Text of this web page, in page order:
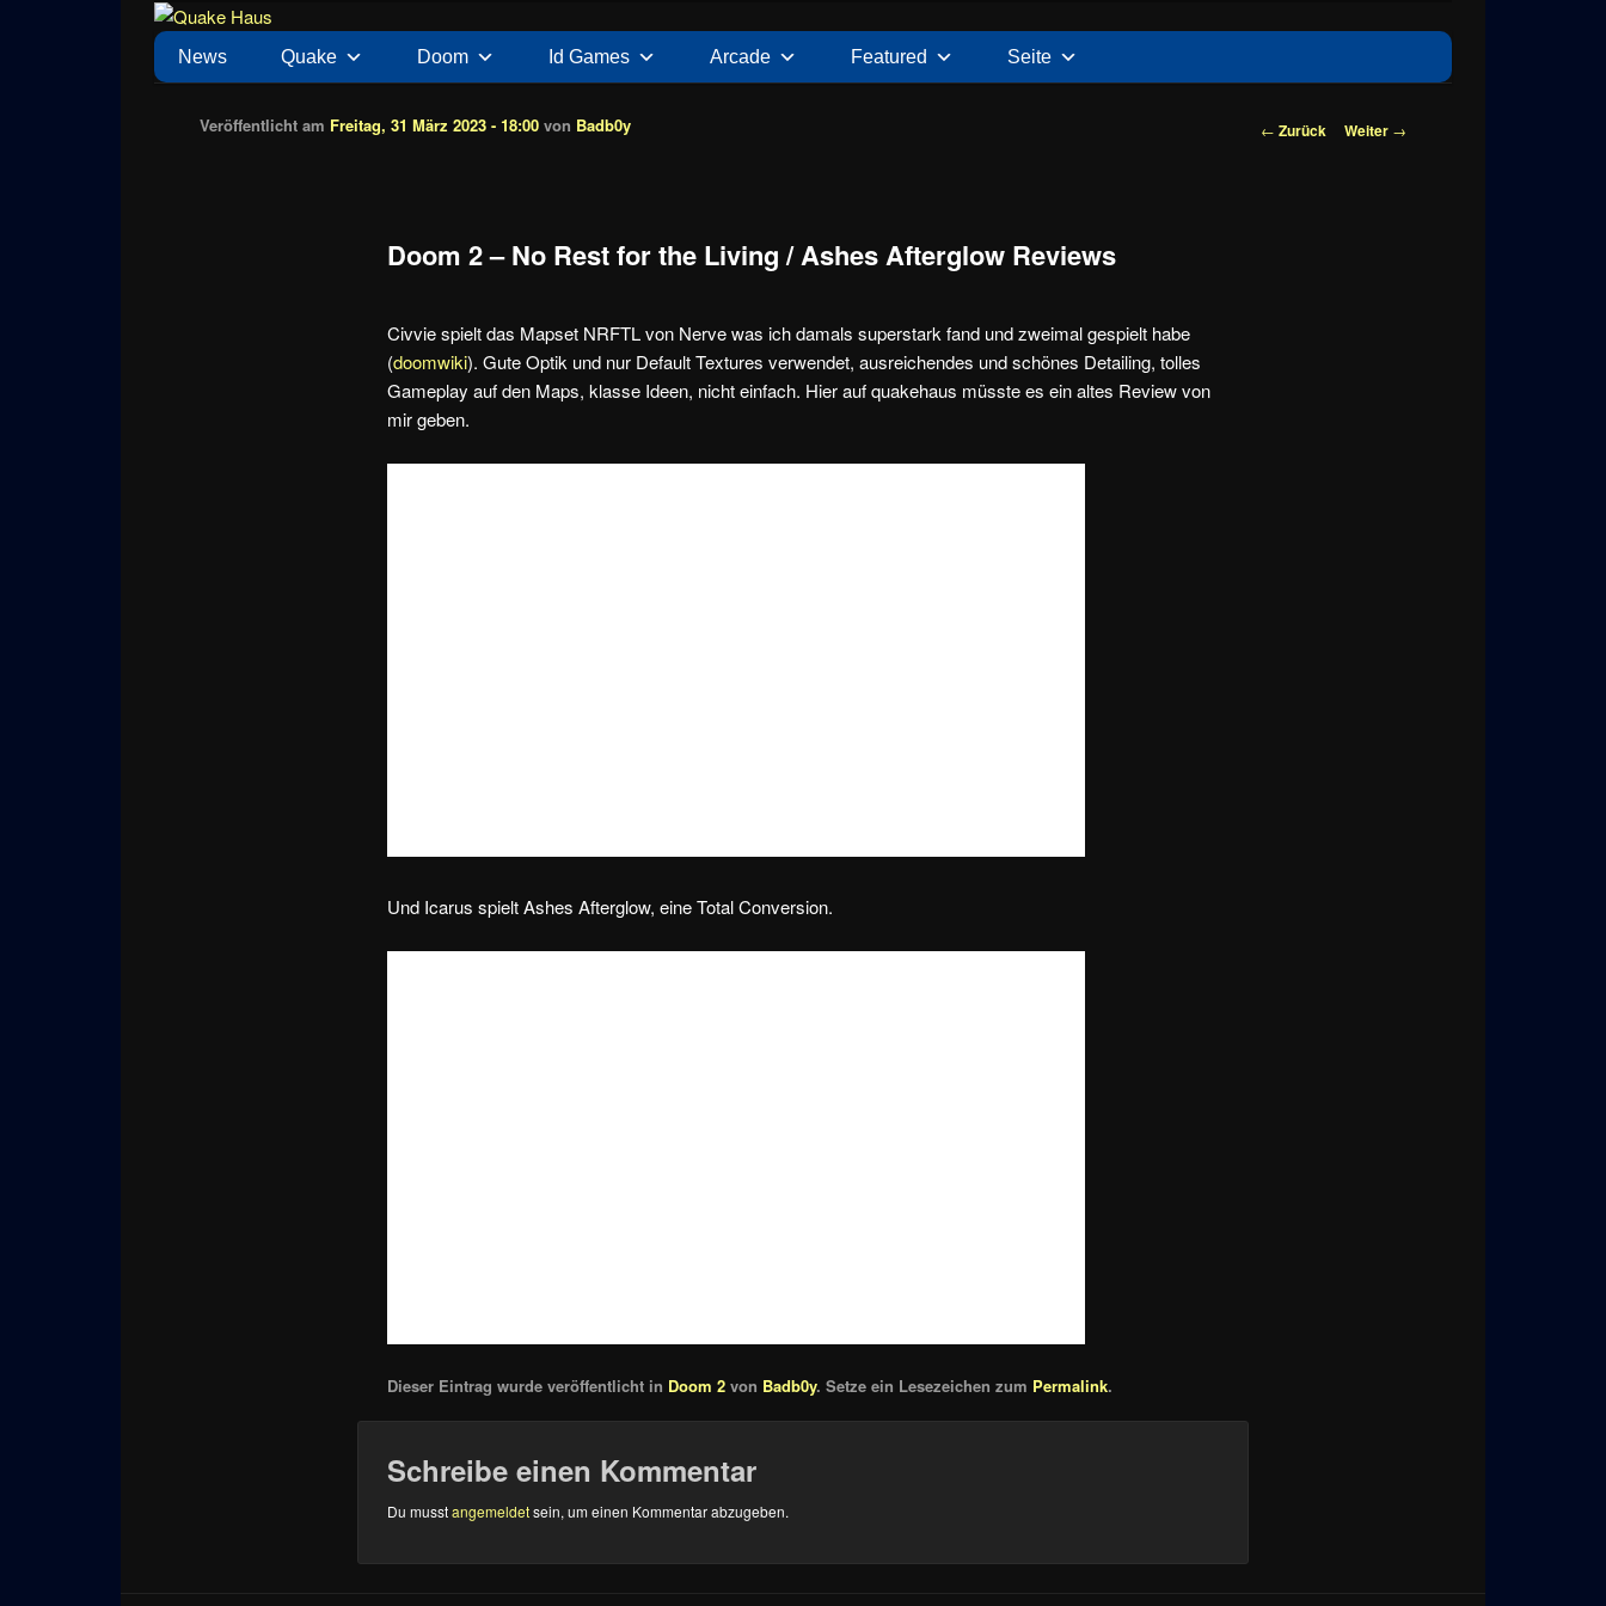
Quake Haus
News zu Quake, Doom, FPS, Arcade
Hauptmenü
News Quake Doom Id Games Arcade Featured Seite
Beitragsnavigation
← Zurück Weiter →
Doom 2 – No Rest for the Living / Ashes Afterglow Reviews
Veröffentlicht am Freitag, 31 März 2023 - 18:00 von Badb0y
Civvie spielt das Mapset NRFTL von Nerve was ich damals superstark fand und zweimal gespielt habe
(doomwiki). Gute Optik und nur Default Textures verwendet, ausreichendes und schönes Detailing, tolles
Gameplay auf den Maps, klasse Ideen, nicht einfach. Hier auf quakehaus müsste es ein altes Review von
mir geben.
Und Icarus spielt Ashes Afterglow, eine Total Conversion.
Dieser Eintrag wurde veröffentlicht in Doom 2 von Badb0y. Setze ein Lesezeichen zum Permalink.
Schreibe einen Kommentar
Du musstangemeldetsein, um einen Kommentar abzugeben.